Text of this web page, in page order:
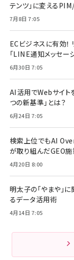
テンツ」に変える
7月8日 7:05
ECビジネスに有効
「LINE通知メッセー
6月30日 7:05
AI活用でWebサイト
つの新基準」とは？
6月24日 7:05
検索上位でもAI
が取り組んだGEO
4月20日 8:00
明太子の「やまや」
るデータ活用術
4月14日 7:05